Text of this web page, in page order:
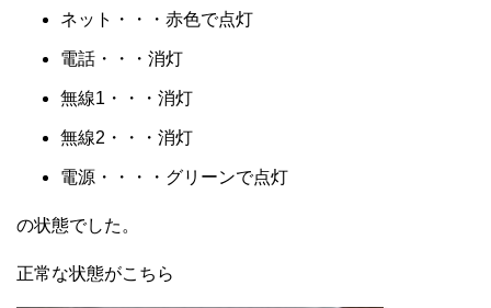
ネット・・・赤色で点灯
電話・・・消灯
無線1・・・消灯
無線2・・・消灯
電源・・・・グリーンで点灯
の状態でした。
正常な状態がこちら